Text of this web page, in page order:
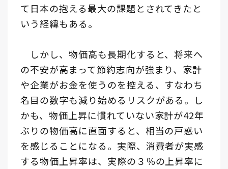
て日本の抱える最大の課題とされてきたと
いう経緯もある。
しかし、物価高も長期化すると、将来へ
の不安が高まって節約志向が強まり、家計
や企業がお金を使うのを控える、すなわち
名目の数字も減り始めるリスクがある。し
かも、物価上昇に慣れていない家計が42年
ぶりの物価高に直面すると、相当の戸惑い
を感じることになる。実際、消費者が実感
する物価上昇率は、実際の３％の上昇率に